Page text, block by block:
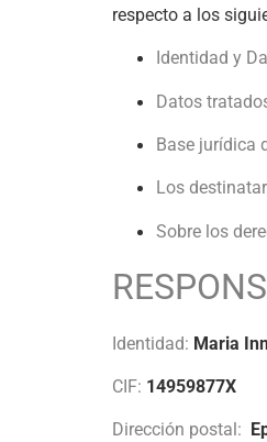
respecto a los
Identidad y
Datos
Base jurídica
Los
Sobre los
Identidad: Maria
CIF: 14959877X
Dirección postal: